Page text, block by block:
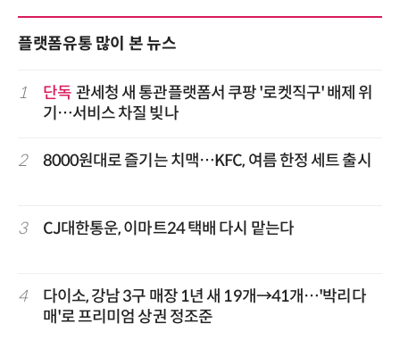
플랫폼유통 많이 본 뉴스
1 단독 관세청 새 통관플랫폼서 쿠팡 '로켓직구' 배제 위
기…서비스 차질 빚나
2 8000원대로 즐기는 치맥…KFC, 여름 한정 세트 출시
3 CJ대한통운, 이마트24 택배 다시 맡는다
4
다이소, 강남 3구 매장 1년 새 19개→41개…'박리다
매'로 프리미엄 상권 정조준